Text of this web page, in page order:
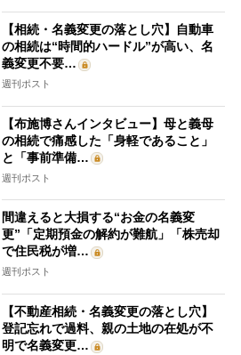
【相続・名義変更の落とし穴】自動車
の相続は“時間的ハードル”が高い、名
義変更不要…
週刊ポスト
【布施博さんインタビュー】母と義母
の相続で痛感した「身軽であること」
と「事前準備…
週刊ポスト
間違えると大損する“お金の名義変
更”「定期預金の解約が難航」「株売却
で住民税が増…
週刊ポスト
【不動産相続・名義変更の落とし穴】
登記忘れで過料、親の土地の在処が不
明で名義変更…